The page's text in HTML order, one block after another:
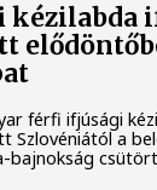
kézilabda
férfi ifjúsági
Szlovéniától a
bajnokság